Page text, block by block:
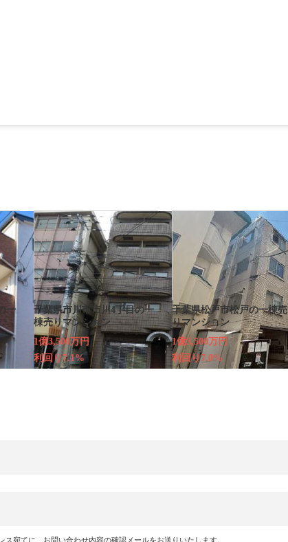
一
千葉県市川市市川4丁目の一
棟売りマンション
1億3,500万円
利回り7.1%
千葉県松戸市松戸の一棟売
りマンション
1億3,500万円
利回り7.0%
宛てに、お問い合わせ内容の確認メールをお送りいたします。